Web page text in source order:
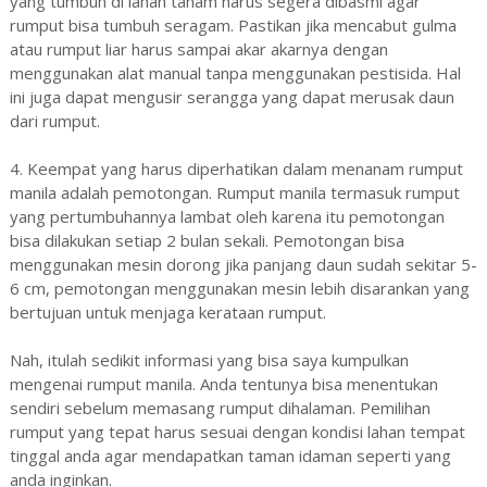
rumput bisa tumbuh seragam. Pastikan jika mencabut gulma
atau rumput liar harus sampai akar akarnya dengan
menggunakan alat manual tanpa menggunakan pestisida. Hal
ini juga dapat mengusir serangga yang dapat merusak daun
dari rumput.
4. Keempat yang harus diperhatikan dalam menanam rumput
manila adalah pemotongan. Rumput manila termasuk rumput
yang pertumbuhannya lambat oleh karena itu pemotongan
bisa dilakukan setiap 2 bulan sekali. Pemotongan bisa
menggunakan mesin dorong jika panjang daun sudah sekitar 5-
6 cm, pemotongan menggunakan mesin lebih disarankan yang
bertujuan untuk menjaga kerataan rumput.
Nah, itulah sedikit informasi yang bisa saya kumpulkan
mengenai rumput manila. Anda tentunya bisa menentukan
sendiri sebelum memasang rumput dihalaman. Pemilihan
rumput yang tepat harus sesuai dengan kondisi lahan tempat
tinggal anda agar mendapatkan taman idaman seperti yang
anda inginkan.